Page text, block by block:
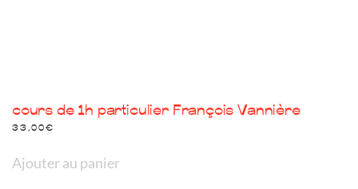
cours de 1h particulier François Vannière
33,00€
Ajouter au panier